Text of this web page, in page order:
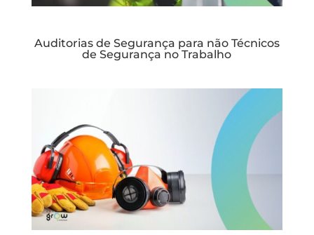
Auditorias de Segurança para não Técnicos
de Segurança no Trabalho